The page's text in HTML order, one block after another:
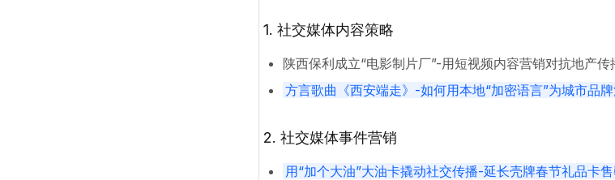
1. 社交媒体内容策略
陕西保利成立“电影制片厂”-用短视频内容营销对抗地产
方言歌曲《西安端走》-如何用本地“加密语言”为城市品
2. 社交媒体事件营销
用“加个大油”大油卡撬动社交传播-延长壳牌春节礼品卡